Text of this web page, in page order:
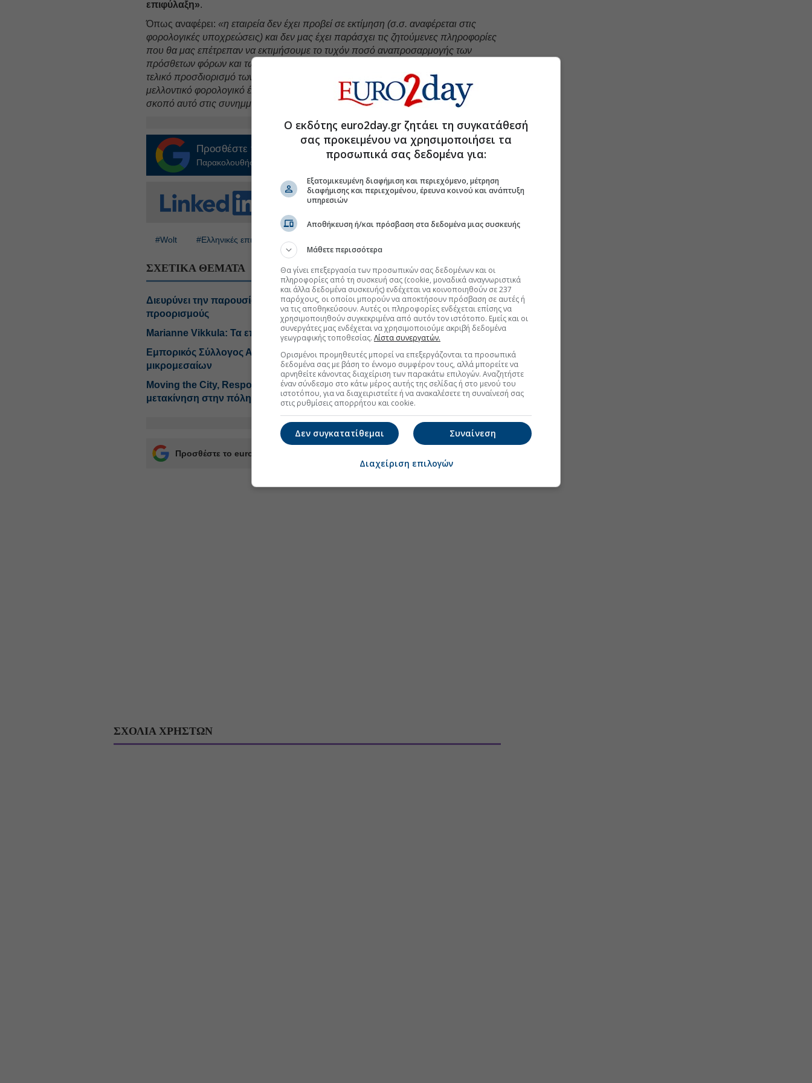
επιφύλαξη».
Όπως αναφέρει:«η εταιρεία δεν έχει προβεί σε εκτίμηση (σ.σ. αναφέρεται στις
φορολογικές υποχρεώσεις) και δεν μας έχει παράσχει τις ζητούμενες πληροφορίες
που θα μας επέτρεπαν να εκτιμήσουμε το τυχόν ποσό αναπροσαρμογής των
πρόσθετων φόρων και των προσαυξήσεων που πιθανόν να προκύψει από τον
τελικό προσδιορισμό των φορολογικών υποχρεώσεων αυτών των χρήσεων σε
μελλοντικό φορολογικό έλεγχο και δεν έχει σχηματίσει σχετική πρόβλεψη για τον
σκοπό αυτό στις συνημμένες χρηματοοικονομικές καταστάσεις…»
Προσθέστε το Euro2day.gr στο Google Discover!
Παρακολουθήστε τις εξελίξεις με την υπογραφη εγκυρότητας του Euro2day.gr
FOLLOW US
#Wolt #Ελληνικές επιχειρήσεις
ΣΧΕΤΙΚΑ ΘΕΜΑΤΑ
Διευρύνει την παρουσία της η Wolt σε περισσότερους καλοκαιρινούς
προορισμούς
Marianne Vikkula: Τα επόμενα βήματα της Wolt στην αγορά της Ελλάδας
Εμπορικός Σύλλογος Αθηνών: Δέσμη προτάσεων για τη στήριξη των
μικρομεσαίων
Moving the City, Responsibly: Νέα πρωτοβουλία της Wolt για ασφαλέστερη
μετακίνηση στην πόλη
Προσθέστε το euro2day.gr στο Discover
ΣΧΟΛΙΑ ΧΡΗΣΤΩΝ
Ο εκδότης euro2day.gr ζητάει τη συγκατάθεσή
σας προκειμένου να χρησιμοποιήσει τα
προσωπικά σας δεδομένα για:
Εξατομικευμένη διαφήμιση και περιεχόμενο, μέτρηση
διαφήμισης και περιεχομένου, έρευνα κοινού και ανάπτυξη
υπηρεσιών
Αποθήκευση ή/και πρόσβαση στα δεδομένα μιας συσκευής
Μάθετε περισσότερα
Θα γίνει επεξεργασία των προσωπικών σας δεδομένων και οι
πληροφορίες από τη συσκευή σας (cookie, μοναδικά αναγνωριστικά
και άλλα δεδομένα συσκευής) ενδέχεται να κοινοποιηθούν σε 237
παρόχους, οι οποίοι μπορούν να αποκτήσουν πρόσβαση σε αυτές ή
να τις αποθηκεύσουν. Αυτές οι πληροφορίες ενδέχεται επίσης να
χρησιμοποιηθούν συγκεκριμένα από αυτόν τον ιστότοπο. Εμείς και οι
συνεργάτες μας ενδέχεται να χρησιμοποιούμε ακριβή δεδομένα
γεωγραφικής τοποθεσίας. Λίστα συνεργατών.
Ορισμένοι προμηθευτές μπορεί να επεξεργάζονται τα προσωπικά
δεδομένα σας με βάση το έννομο συμφέρον τους, αλλά μπορείτε να
αρνηθείτε κάνοντας διαχείριση των παρακάτω επιλογών. Αναζητήστε
έναν σύνδεσμο στο κάτω μέρος αυτής της σελίδας ή στο μενού του
ιστοτόπου, για να διαχειριστείτε ή να ανακαλέσετε τη συναίνεσή σας
στις ρυθμίσεις απορρήτου και cookie.
Συναίνεση
Δεν συγκατατίθεμαι
Διαχείριση επιλογών